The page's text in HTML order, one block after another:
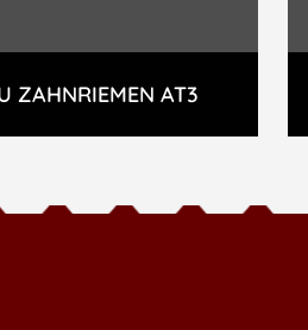
ZAHNRIEMEN AT3